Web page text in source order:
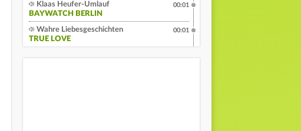
Klaas Heufer-Umlauf
BAYWATCH BERLIN
00:01
Wahre Liebesgeschichten
TRUE LOVE
00:01